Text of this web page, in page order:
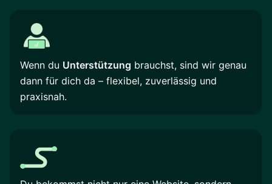
Wenn du Unterstützung brauchst, sind wir genau
dann für dich da – flexibel, zuverlässig und
praxisnah.